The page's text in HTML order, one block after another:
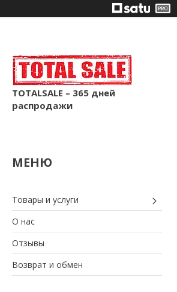
TOTALSALE – 365 дней
распродажи
Товары и услуги
О нас
Отзывы
Возврат и обмен